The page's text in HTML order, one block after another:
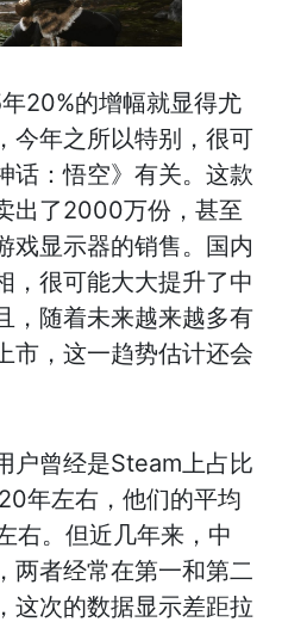
20%的增幅就显得尤
今年之所以特别，很可
话：悟空》有关。这款
出了2000万份，甚至
戏显示器的销售。国内
，很可能大大提升了中
，随着未来越来越多有
市，这一趋势估计还会
户曾经是Steam上占比
年左右，他们的平均
右。但近几年来，中
两者经常在第一和第二
这次的数据显示差距拉